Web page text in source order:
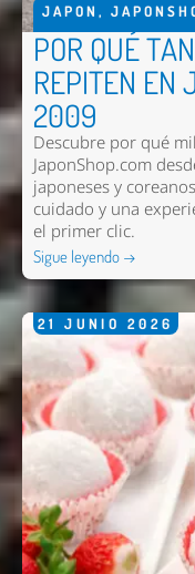
JAPON ,
POR QUÉ
REPITEN EN
2009
Descubre por qué
JaponShop.com
japoneses y
cuidado y una
el primer clic.
Sigue leyendo →
21 JUNIO 2026